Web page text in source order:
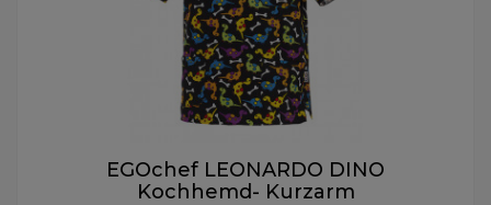
EGOchef LEONARDO DINO
Kochhemd- Kurzarm